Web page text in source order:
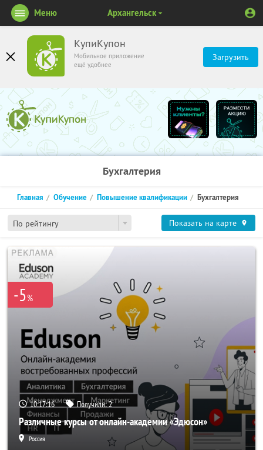
КупиКупон
Мобильное приложение
ещё удобнее
Загрузить
Меню Архангельск
Бухгалтерия
По рейтингу
Главная Обучение Повышение квалификации Бухгалтерия
Показать на карте
-5%
10:17:15 Получили:2
Различные курсы от онлайн-академии «Эдюсон»
Россия